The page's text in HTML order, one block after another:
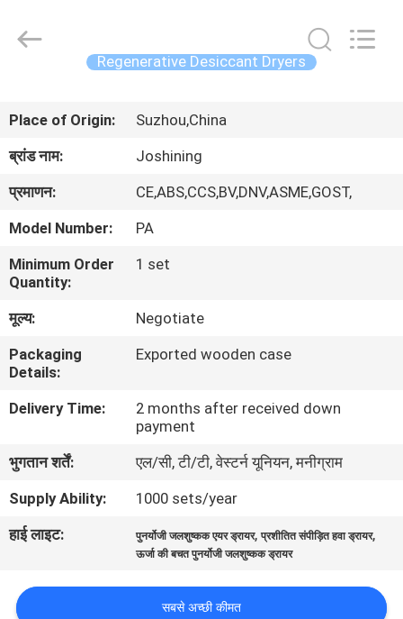
उत्पादों
में
कारखाना
दौरा
गुणवत्ता
नियंत्रण
हमसे
संपर्क
Technology
Co.,Ltd.
Regenerative Desiccant Dryers
Place of Origin:
Suzhou,China
ब्रांड नाम:
Joshining
प्रमाणन:
CE,ABS,CCS,BV,DNV,ASME,GOST,
Model Number:
PA
Minimum Order
Quantity:
1 set
मूल्य:
Negotiate
Packaging
Details:
Exported wooden case
Delivery Time:
2 months after received down
payment
भुगतान शर्तें:
एल/सी, टी/टी, वेस्टर्न यूनियन, मनीग्राम
Supply Ability:
1000 sets/year
हाई लाइट:
पुनर्योजी जलशुष्कक एयर ड्रायर,प्रशीतित संपीड़ित हवा ड्रायर,
ऊर्जा की बचत पुनर्योजी जलशुष्कक ड्रायर
सबसे अच्छी कीमत